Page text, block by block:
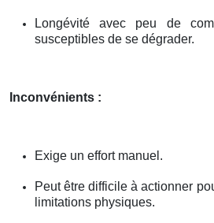
Longévité avec peu de
susceptibles de se dégrader.
Inconvénients :
Exige un effort manuel.
Peut être difficile à actionner
limitations physiques.